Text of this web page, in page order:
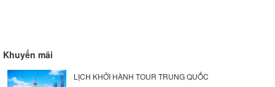
Khuyến mãi
LỊCH KHỞI HÀNH TOUR TRUNG QUỐC